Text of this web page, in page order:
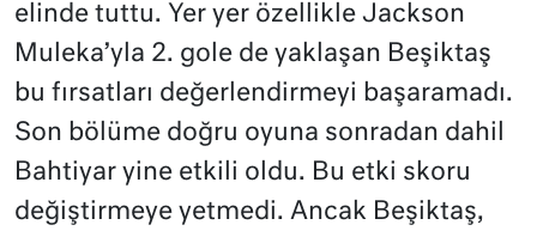
elinde tuttu. Yer yer özellikle Jackson
Muleka’yla 2. gole de yaklaşan Beşiktaş
bu fırsatları değerlendirmeyi başaramadı.
Son bölüme doğru oyuna sonradan dahil
Bahtiyar yine etkili oldu. Bu etki skoru
değiştirmeye yetmedi. Ancak Beşiktaş,